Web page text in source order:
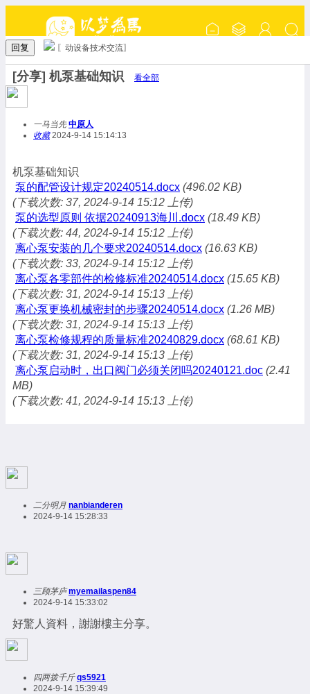
回复 〖动设备技术交流〗
[分享] 机泵基础知识 看全部
一马当先 中原人
收藏2024-9-14 15:14:13
机泵基础知识
泵的配管设计规定20240514.docx (496.02 KB)
(下载次数: 37, 2024-9-14 15:12 上传)
泵的选型原则 依据20240913海川.docx (18.49 KB)
(下载次数: 44, 2024-9-14 15:12 上传)
离心泵安装的几个要求20240514.docx (16.63 KB)
(下载次数: 33, 2024-9-14 15:12 上传)
离心泵各零部件的检修标准20240514.docx (15.65 KB)
(下载次数: 31, 2024-9-14 15:13 上传)
离心泵更换机械密封的步骤20240514.docx (1.26 MB)
(下载次数: 31, 2024-9-14 15:13 上传)
离心泵检修规程的质量标准20240829.docx (68.61 KB)
(下载次数: 31, 2024-9-14 15:13 上传)
离心泵启动时，出口阀门必须关闭吗20240121.doc (2.41
MB)
(下载次数: 41, 2024-9-14 15:13 上传)
二分明月 nanbianderen
2024-9-14 15:28:33
三顾茅庐 myemailaspen84
2024-9-14 15:33:02
好驚人資料，謝謝樓主分享。
四两拨千斤 qs5921
2024-9-14 15:39:49